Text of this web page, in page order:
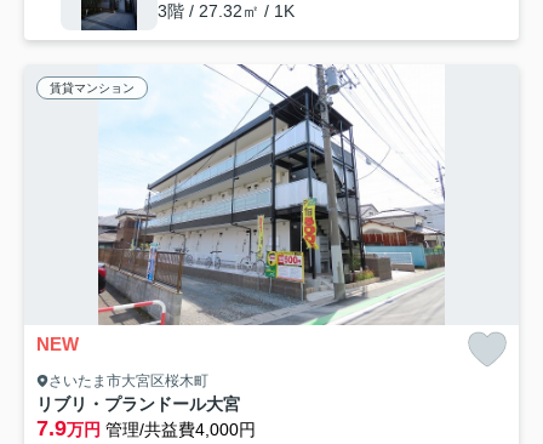
3階 / 27.32㎡ / 1K
賃貸マンション
NEW
さいたま市大宮区桜木町
リブリ・プランドール大宮
7.9万円 管理/共益費4,000円